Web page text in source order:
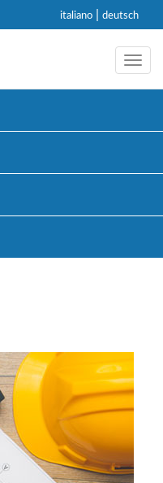
italiano deutsch